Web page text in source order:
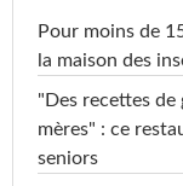
Pour moins de
la maison des
"Des recettes de
mères" : ce
seniors